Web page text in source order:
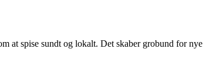
at spise sundt og lokalt. Det skaber grobund for nye